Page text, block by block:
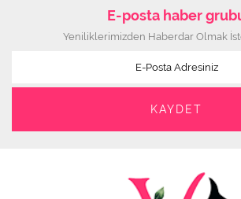
E-posta haber
Yeniliklerimizden Haberdar Olmak